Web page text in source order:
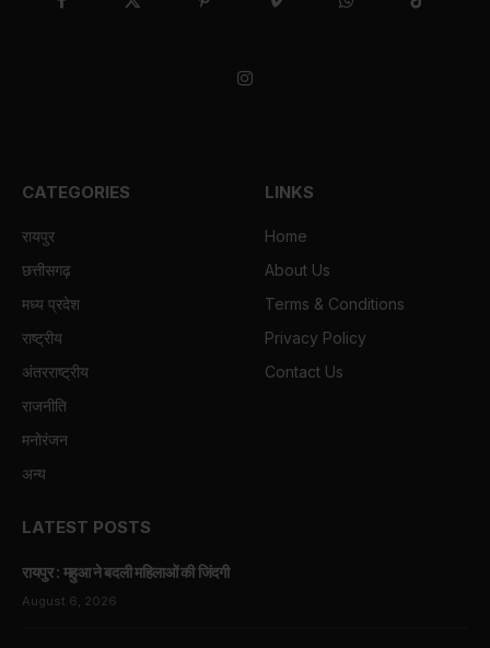
FacebookX
Pinterest Vimeo WhatsAppTikTok
Instagram
CATEGORIES
रायपुर
छत्तीसगढ़
मध्य प्रदेश
राष्ट्रीय
अंतरराष्ट्रीय
राजनीति
मनोरंजन
अन्य
LINKS
Home
About Us
Terms & Conditions
Privacy Policy
Contact Us
LATEST POSTS
रायपुर : महुआ ने बदली महिलाओं की जिंदगी
August 6, 2026